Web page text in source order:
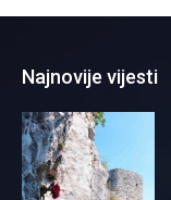
Najnovije vijesti